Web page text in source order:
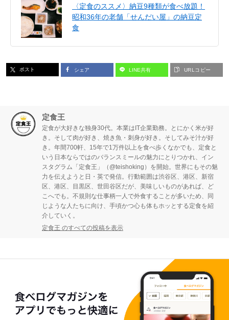
〈定食のススメ〉納豆9種類が食べ放題！
昭和36年の老舗「せんだい屋」の納豆定
食
ポスト シェア LINE共有 URLコピー
定食王
定食が大好きな独身30代。本業はIT企業勤務。とにかく米が好
き。そして肉が好き、焼き魚・刺身が好き。そしてみそ汁が好
き。年間700軒、15年で1万件以上を食べ歩くなかでも、定食と
いう日本ならではのバランスミールの魅力にとりつかれ、イン
スタグラム「定食王」（@teishoking）を開始。世界にもその魅
力を伝えようと日・英で発信。行動範囲は渋谷区、港区、新宿
区、港区、目黒区、世田谷区だが、美味しいものがあれば、ど
こへでも。不規則な仕事柄一人で外食することが多いため、同
じような人たちに向け、手頃かつ心も体もホッとする定食を紹
介していく。
定食王 のすべての投稿を表示